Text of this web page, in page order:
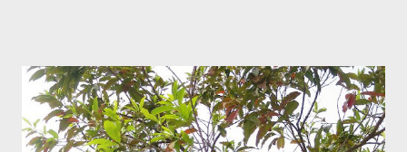
Tam Đảo (Vĩnh Phúc), đã thu được kết quả ban đầu (những
năm 1560- 70); thường trồng đến năm thứ hai, thứ ba mới hái
hoa; trồng một lần thu hoạch 10 - 20 năm.